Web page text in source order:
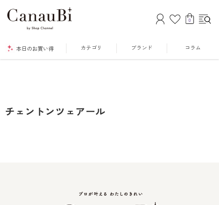
0
本日のお買い得 カテゴリ ブランド コラム
チェントンツェアール